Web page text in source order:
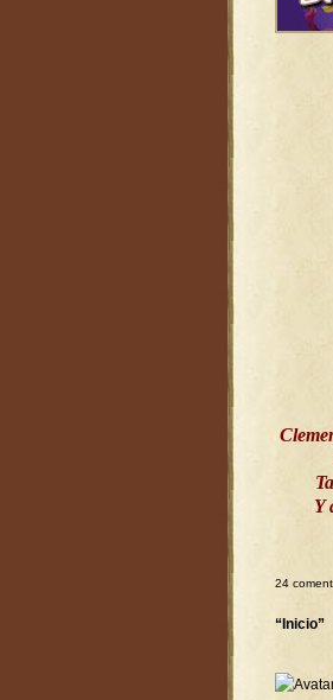
Y
24
“Inicio”